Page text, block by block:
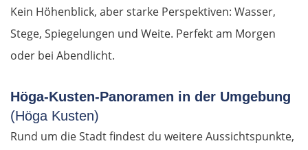
Kein Höhenblick, aber starke Perspektiven: Wasser,
Stege, Spiegelungen und Weite. Perfekt am Morgen
oder bei Abendlicht.
Höga-Kusten-Panoramen in der Umgebung
(Höga Kusten)
Rund um die Stadt findest du weitere Aussichtspunkte,
Bilbao
Donostia-San Sebastián
Frankreich Nord
Biarritz